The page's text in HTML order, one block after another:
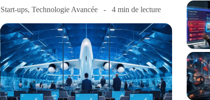
Start-ups, Technologie Avancée 4 min de lecture